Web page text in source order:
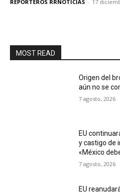
REPORTEROS RRNOTICIAS - 17
MOST READ
Origen del
aún no se
7 agosto, 2026
EU
y castigo de
«México
7 agosto, 2026
EU